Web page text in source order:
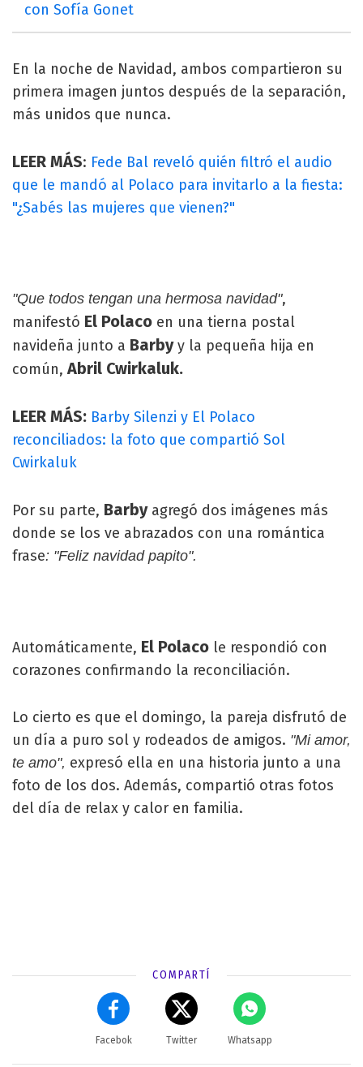
con Sofía Gonet
En la noche de Navidad, ambos compartieron su
primera imagen juntos después de la separación,
más unidos que nunca.
LEER MÁS: Fede Bal reveló quién filtró el audio
que le mandó al Polaco para invitarlo a la fiesta:
"¿Sabés las mujeres que vienen?"
"Que todos tengan una hermosa navidad",
manifestó El Polaco en una tierna postal
navideña junto a Barbyy la pequeña hija en
común,Abril Cwirkaluk.
LEER MÁS: Barby Silenzi y El Polaco
reconciliados: la foto que compartió Sol
Cwirkaluk
Por su parte, Barbyagregó dos imágenes más
donde se los ve abrazados con una romántica
frase: "Feliz navidad papito".
Automáticamente, El Polaco le respondió con
corazones confirmando la reconciliación.
Lo cierto es que el domingo, la pareja disfrutó de
un día a puro sol y rodeados de amigos. "Mi amor,
te amo", expresó ella en una historia junto a una
foto de los dos. Además, compartió otras fotos
del día de relax y calor en familia.
COMPARTÍ
Facebok Twitter Whatsapp